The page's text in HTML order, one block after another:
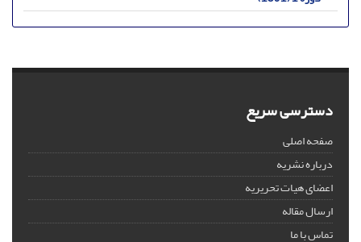
دسترسی سریع
صفحه اصلی
درباره نشریه
اعضای هیات تحریریه
ارسال مقاله
تماس با ما